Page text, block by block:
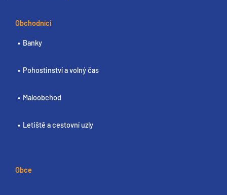
Obchodníci
Banky
Pohostinství a volný čas
Maloobchod
Letiště a cestovní uzly
Obce